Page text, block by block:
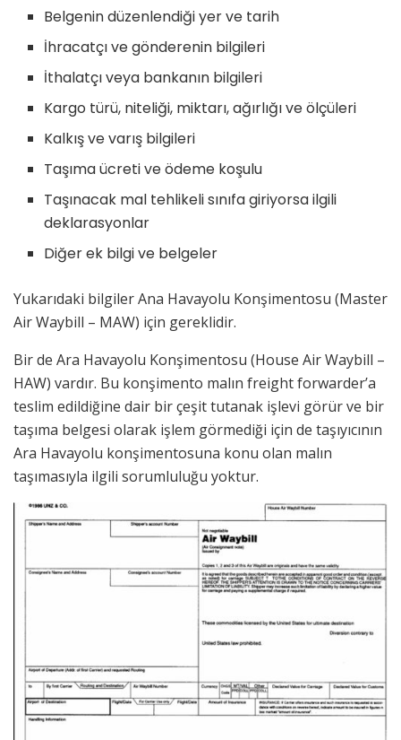
Belgenin düzenlendiği yer ve tarih
İhracatçı ve gönderenin bilgileri
İthalatçı veya bankanın bilgileri
Kargo türü, niteliği, miktarı, ağırlığı ve ölçüleri
Kalkış ve varış bilgileri
Taşıma ücreti ve ödeme koşulu
Taşınacak mal tehlikeli sınıfa giriyorsa ilgili
deklarasyonlar
Diğer ek bilgi ve belgeler
Yukarıdaki bilgiler Ana Havayolu Konşimentosu (Master
Air Waybill – MAW) için gereklidir.
Bir de Ara Havayolu Konşimentosu (House Air Waybill –
HAW) vardır. Bu konşimento malın freight forwarder’a
teslim edildiğine dair bir çeşit tutanak işlevi görür ve bir
taşıma belgesi olarak işlem görmediği için de taşıyıcının
Ara Havayolu konşimentosuna konu olan malın
taşımasıyla ilgili sorumluluğu yoktur.